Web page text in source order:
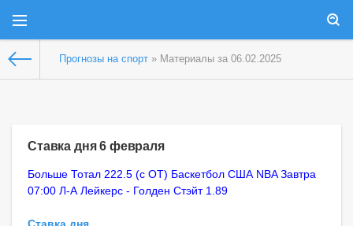
Прогнозы на спорт » Материалы за 06.02.2025
Ставка дня 6 февраля
Больше Тотал 222.5 (с ОТ) Баскетбол США NBA Завтра
07:00 Л-А Лейкерс - Голден Стэйт 1.89